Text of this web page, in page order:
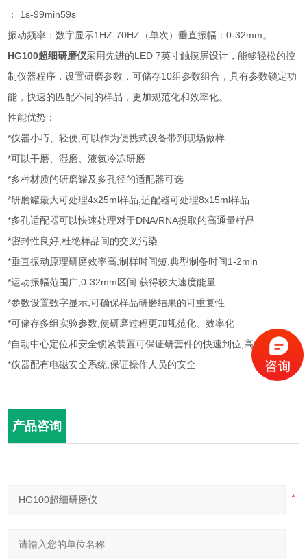
： 1s-99min59s
振动频率：数字显示1HZ-70HZ（单次）垂直振幅：0-32mm。
HG100超细研磨仪采用先进的LED 7英寸触摸屏设计，能够轻松的控
制仪器程序，设置研磨参数，可储存10组参数组合，具有参数锁定功
能，快速的匹配不同的样品，更加规范化和效率化。
性能优势：
*仪器小巧、轻便,可以作为便携式设备带到现场做样
*可以干磨、湿磨、液氮冷冻研磨
*多种材质的研磨罐及多孔径的适配器可选
*研磨罐最大可处理4x25ml样品,适配器可处理8x15ml样品
*多孔适配器可以快速处理对于DNA/RNA提取的高通量样品
*密封性良好,杜绝样品间的交叉污染
*垂直振动原理研磨效率高,制样时间短,典型制备时间1-2min
*运动振幅范围广,0-32mm区间 获得较大速度能量
*参数设置数字显示,可确保样品研磨结果的可重复性
*可储存多组实验参数,使研磨过程更加规范化、效率化
*自动中心定位和安全锁紧装置可保证研套件的快速到位,高效、安全
*仪器配有电磁安全系统,保证操作人员的安全
产品咨询